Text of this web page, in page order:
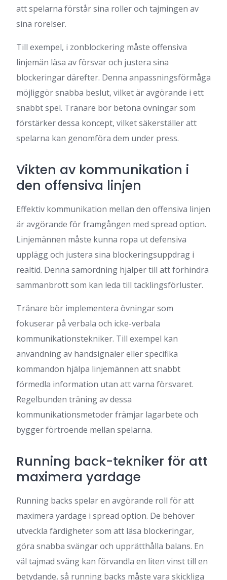
att spelarna förstår sina roller och tajmingen av
sina rörelser.
Till exempel, i zonblockering måste offensiva
linjemän läsa av försvar och justera sina
blockeringar därefter. Denna anpassningsförmåga
möjliggör snabba beslut, vilket är avgörande i ett
snabbt spel. Tränare bör betona övningar som
förstärker dessa koncept, vilket säkerställer att
spelarna kan genomföra dem under press.
Vikten av kommunikation i
den offensiva linjen
Effektiv kommunikation mellan den offensiva linjen
är avgörande för framgången med spread option.
Linjemännen måste kunna ropa ut defensiva
upplägg och justera sina blockeringsuppdrag i
realtid. Denna samordning hjälper till att förhindra
sammanbrott som kan leda till tacklingsförluster.
Tränare bör implementera övningar som
fokuserar på verbala och icke-verbala
kommunikationstekniker. Till exempel kan
användning av handsignaler eller specifika
kommandon hjälpa linjemännen att snabbt
förmedla information utan att varna försvaret.
Regelbunden träning av dessa
kommunikationsmetoder främjar lagarbete och
bygger förtroende mellan spelarna.
Running back-tekniker för att
maximera yardage
Running backs spelar en avgörande roll för att
maximera yardage i spread option. De behöver
utveckla färdigheter som att läsa blockeringar,
göra snabba svängar och upprätthålla balans. En
väl tajmad sväng kan förvandla en liten vinst till en
betydande, så running backs måste vara skickliga